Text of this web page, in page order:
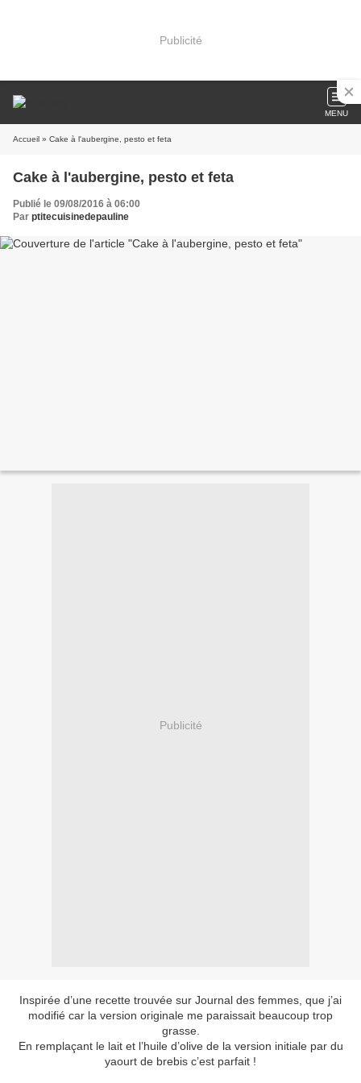
Publicité
MENU
Accueil » Cake à l'aubergine, pesto et feta
Cake à l'aubergine, pesto et feta
Publié le 09/08/2016 à 06:00
Par ptitecuisinedepauline
Publicité
Inspirée d’une recette trouvée sur Journal des femmes, que j’ai
modifié car la version originale me paraissait beaucoup trop
grasse.
En remplaçant le lait et l’huile d’olive de la version initiale par du
yaourt de brebis c’est parfait !